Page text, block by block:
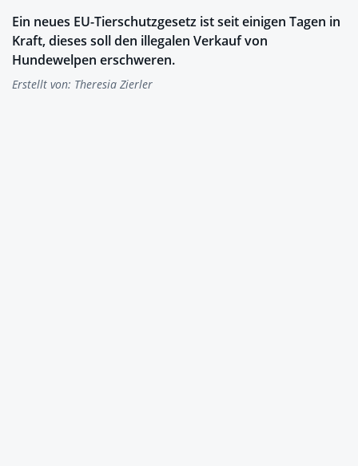
Ein neues EU-Tierschutzgesetz ist seit einigen Tagen in
Kraft, dieses soll den illegalen Verkauf von
Hundewelpen erschweren.
Erstellt von: Theresia Zierler